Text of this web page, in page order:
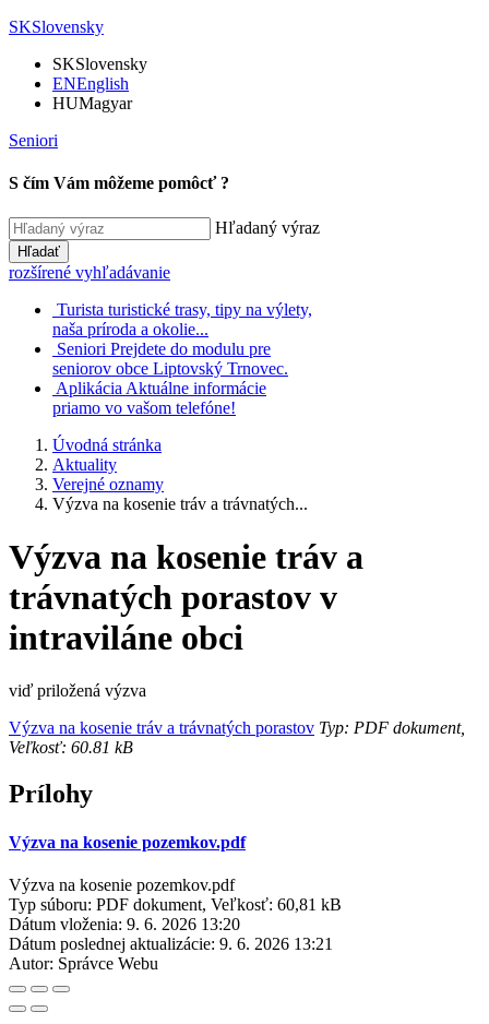
SKSlovensky
SKSlovensky
ENEnglish
HUMagyar
Seniori
S čím Vám môžeme pomôcť ?
Hľadaný výraz
Hľadať
rozšírené vyhľadávanie
Turista turistické trasy, tipy na výlety,
naša príroda a okolie...
Seniori Prejdete do modulu pre
seniorov obce Liptovský Trnovec.
Aplikácia Aktuálne informácie
priamo vo vašom telefóne!
Úvodná stránka
Aktuality
Verejné oznamy
Výzva na kosenie tráv a trávnatých...
Výzva na kosenie tráv a
trávnatých porastov v
intraviláne obci
viď priložená výzva
Výzva na kosenie tráv a trávnatých porastov Typ: PDF dokument,
Veľkosť: 60.81 kB
Prílohy
Výzva na kosenie pozemkov.pdf
Výzva na kosenie pozemkov.pdf
Typ súboru: PDF dokument, Veľkosť: 60,81 kB
Dátum vloženia: 9. 6. 2026 13:20
Dátum poslednej aktualizácie: 9. 6. 2026 13:21
Autor: Správce Webu